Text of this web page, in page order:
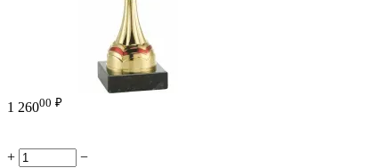
1 26000 ₽
+ −